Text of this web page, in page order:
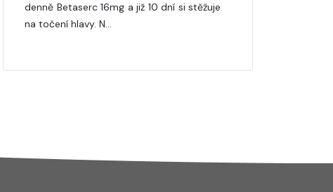
denně Betaserc 16mg a již 10 dní si stěžuje
na točení hlavy. N…